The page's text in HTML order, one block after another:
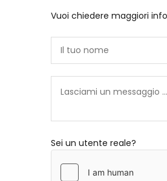
Vuoi chiedere maggiori
Sei un utente reale?